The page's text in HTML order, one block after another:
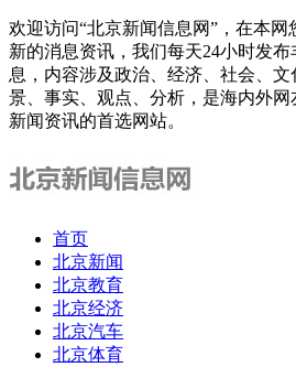
欢迎访问“北京新闻信息网”，在本
新的消息资讯，我们每天24小时发
息，内容涉及政治、经济、社会、
景、事实、观点、分析，是海内外
新闻资讯的首选网站。
首页
北京新闻
北京教育
北京经济
北京汽车
北京体育